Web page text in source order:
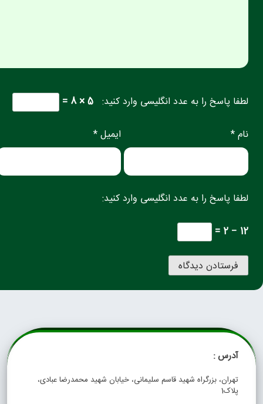
پاسخ را به عدد انگلیسی وارد کنید: 5 × 8 =
ایمیل *
پاسخ را به عدد انگلیسی وارد کنید:
آدرس :
تهران، بزرگراه شهید قاسم سلیمانی، خیابان شهید محمدرضا عبادی،